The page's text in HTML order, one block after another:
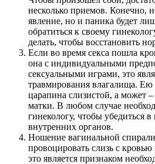
несколько приемов. Конечно,
явление, но и паника будет
обратиться к своему
делать, чтобы восстановить
Если во время секса пошла
она с индивидуальными
сексуальными играми, это
травмирования влагалища. Ею
царапина слизистой, а может
матки. В любом случае
гинекологу, чтобы убедиться
внутренних органов.
Ношение вагинальной
провоцировать слизь с
это является признаком